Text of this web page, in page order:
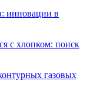
инновации в
с хлопком: поиск
газовых